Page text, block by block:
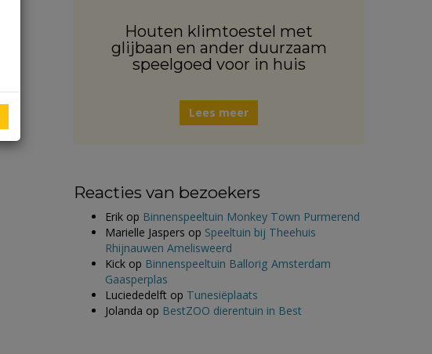
Houten klimtoestel met
glijbaan en ander duurzaam
speelgoed voor in huis
Lees meer
Reacties van bezoekers
Erik op Binnenspeeltuin Monkey Town Purmerend
Marielle Jaspers op Speeltuin bij Theehuis
Rhijnauwen Amelisweerd
Kick op Binnenspeeltuin Ballorig Amsterdam
Gaasperplas
Luciededelft op Tunesiëplaats
Jolanda op BestZOO dierentuin in Best